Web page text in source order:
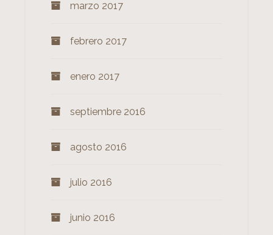
marzo 2017
febrero 2017
enero 2017
septiembre 2016
agosto 2016
julio 2016
junio 2016